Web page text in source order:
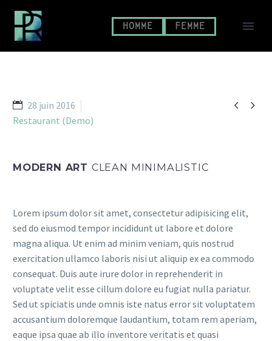
HOMME FEMME
 
28 juin 2016
Restaurant (Demo)
MODERN ART CLEAN MINIMALISTIC
Lorem ipsum dolor sit amet, consectetur adipisicing elit,
sed do eiusmod tempor incididunt ut labore et dolore
magna aliqua. Ut enim ad minim veniam, quis nostrud
exercitation ullamco laboris nisi ut aliquip ex ea commodo
consequat. Duis aute irure dolor in reprehenderit in
voluptate velit esse cillum dolore eu fugiat nulla pariatur.
Sed ut spiciatis unde omnis iste natus error sit voluptatem
accusantium doloremque laudantium, totam rem aperiam,
eaque ipsa quae ab illo inventore veritatis et quasi